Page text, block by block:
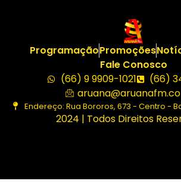
ProgramaçãoPromoções
Fale Conosco
(66) 9 9909-1021
(66)
Endereço: Rua Bororos, 673 - Centro -
2024 | Todos Direitos